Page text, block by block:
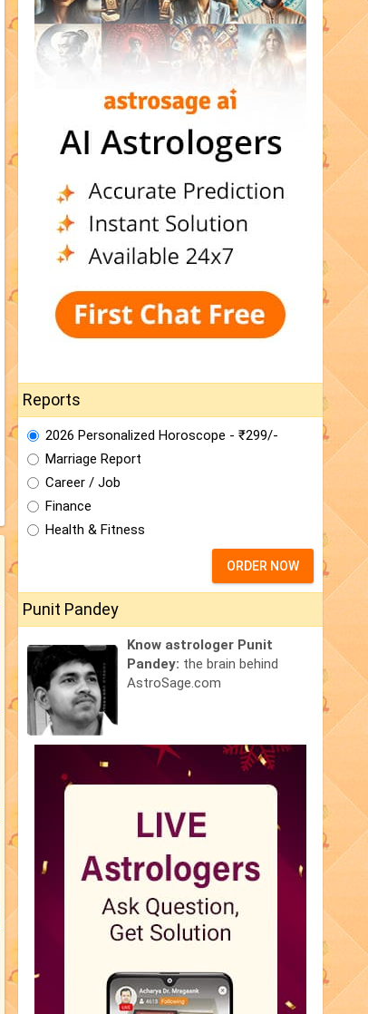
Reports
2026 Personalized Horoscope - ₹299/-
Marriage Report
Career / Job
Finance
Health & Fitness
ORDER NOW
Punit Pandey
Know astrologer Punit
Pandey: the brain behind
AstroSage.com